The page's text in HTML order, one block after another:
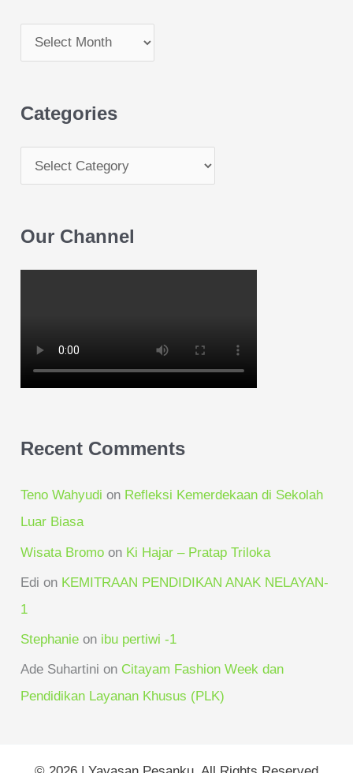
Categories
Our Channel
Recent Comments
Teno Wahyudi on Refleksi Kemerdekaan di Sekolah
Luar Biasa
Wisata Bromo on Ki Hajar – Pratap Triloka
Edi on KEMITRAAN PENDIDIKAN ANAK NELAYAN-
1
Stephanie on ibu pertiwi -1
Ade Suhartini on Citayam Fashion Week dan
Pendidikan Layanan Khusus (PLK)